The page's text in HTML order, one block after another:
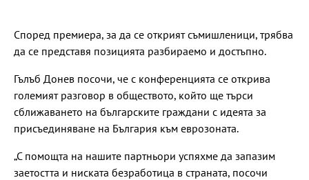
Според премиера, за да се открият съмишленици, трябва
да се представя позицията разбираемо и достъпно.
Гълъб Донев посочи, че с конференцията се открива
големият разговор в обществото, който ще търси
сближаването на българските граждани с идеята за
присъединяване на България към еврозоната.
„С помощта на нашите партньори успяхме да запазим
заетостта и ниската безработица в страната, посочи